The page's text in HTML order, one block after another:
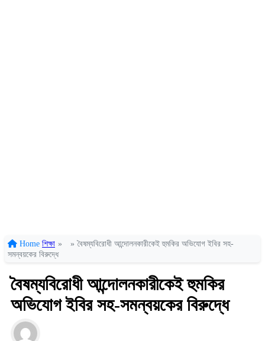
Home শিক্ষা » » বৈষম্যবিরোধী আন্দোলনকারীকেই হুমকির অভিযোগ ইবির সহ-
সমন্বয়কের বিরুদ্ধে
বৈষম্যবিরোধী আন্দোলনকারীকেই হুমকির
অভিযোগ ইবির সহ-সমন্বয়কের বিরুদ্ধে